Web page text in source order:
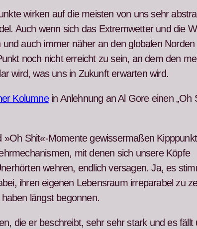
wirken auf die meis­ten von uns sehr
Auch wenn sich das Extremwet­ter und die
auch immer näher an den glob­alen
noch nicht erre­icht zu sein, an dem den
wird, was uns in Zukun­ft erwarten wird.
Kolumnein Anlehnung an Al Gore einen „Oh
»Oh Shit«-Momente gewis­ser­maßen
mit denen sich unsere Köpfe
wehren, endlich ver­sagen. Ja, es
ihren eige­nen Leben­sraum irrepara­bel zu
längst begonnen.
die er beschreibt, sehr sehr stark und es fällt